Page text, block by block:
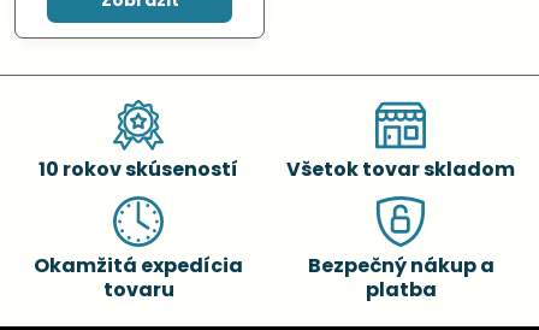
10 rokov skúseností Všetok tovar skladom
Okamžitá expedícia
tovaru
Bezpečný nákup a
platba